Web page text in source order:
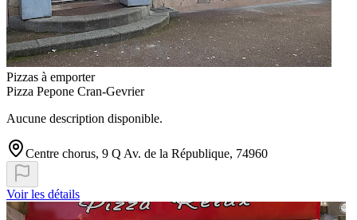
Pizzas à emporter
Pizza Pepone Cran-Gevrier
Aucune description disponible.
Centre chorus, 9 Q Av. de la République, 74960
Voir les détails